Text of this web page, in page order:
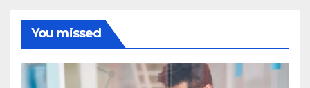
You missed